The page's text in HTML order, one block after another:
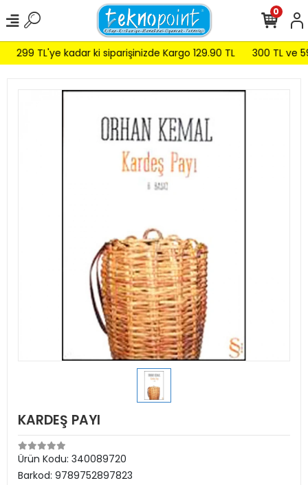
299 TL'ye kadar ki siparişinizde Kargo 129.90 TL 300 TL ve
0
KARDEŞ PAYI
Ürün Kodu: 340089720
Barkod: 9789752897823